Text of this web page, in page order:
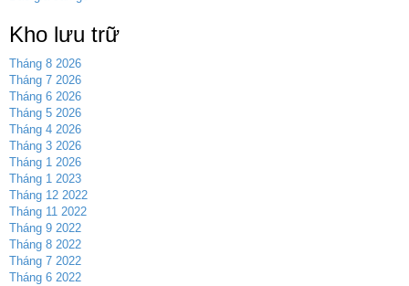
Kho lưu trữ
Tháng 8 2026
Tháng 7 2026
Tháng 6 2026
Tháng 5 2026
Tháng 4 2026
Tháng 3 2026
Tháng 1 2026
Tháng 1 2023
Tháng 12 2022
Tháng 11 2022
Tháng 9 2022
Tháng 8 2022
Tháng 7 2022
Tháng 6 2022